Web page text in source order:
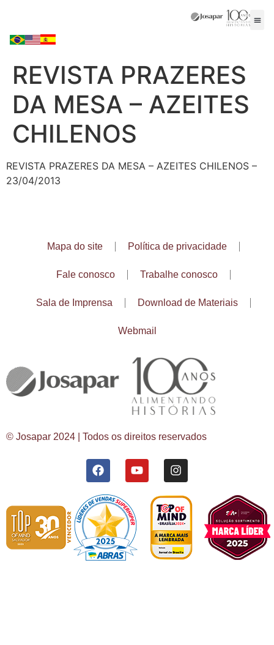
REVISTA PRAZERES
DA MESA – AZEITES
CHILENOS
REVISTA PRAZERES DA MESA – AZEITES CHILENOS –
23/04/2013
Mapa do site Política de privacidade
Fale conosco Trabalhe conosco
Sala de Imprensa Download de Materiais
Webmail
© Josapar 2024 | Todos os direitos reservados